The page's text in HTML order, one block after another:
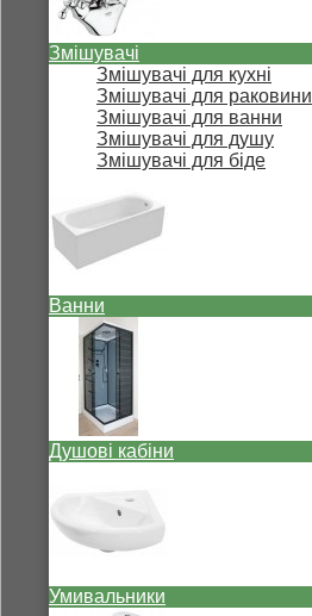
Змішувачі
Змішувачі для кухні
Змішувачі для раковини
Змішувачі для ванни
Змішувачі для душу
Змішувачі для біде
Ванни
Душові кабіни
Умивальники